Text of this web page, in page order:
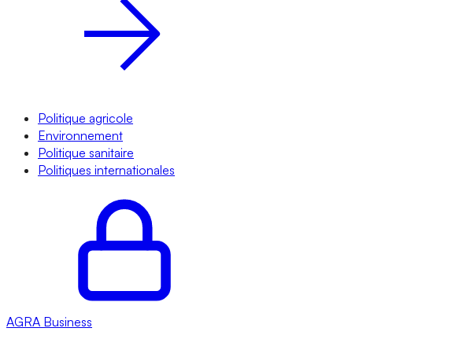
Politique agricole
Environnement
Politique sanitaire
Politiques internationales
AGRA Business